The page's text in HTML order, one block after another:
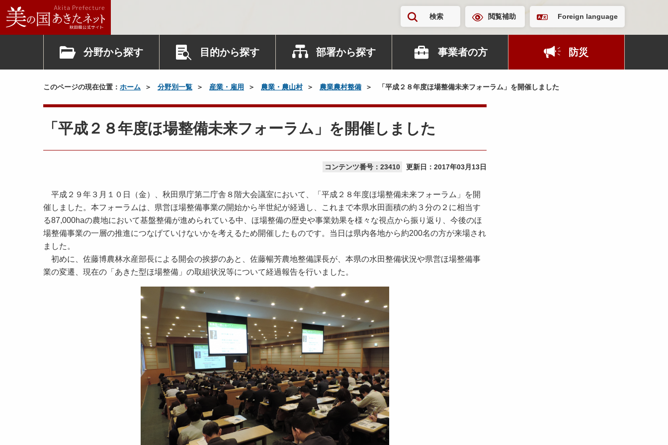
検索 閲覧補助 Foreign language
分野から探す 目的から探す 部署から探す 事業者の方 防災
このページの現在位置： ホーム 分野別一覧 産業・雇用 農業・農山村 農業農村整備 「平成２８年度ほ場整備未来フォーラム」を開催しました
「平成２８年度ほ場整備未来フォーラム」を開催しました
コンテンツ番号：23410 更新日： 2017年03月13日
平成２９年３月１０日（金）、秋田県庁第二庁舎８階大会議室において、「平成２８年度ほ場整備未来フォーラム」を開
催しました。本フォーラムは、県営ほ場整備事業の開始から半世紀が経過し、これまで本県水田面積の約３分の２に相当す
る87,000haの農地において基盤整備が進められている中、ほ場整備の歴史や事業効果を様々な視点から振り返り、今後のほ
場整備事業の一層の推進につなげていけないかを考えるため開催したものです。当日は県内各地から約200名の方が来場され
ました。
初めに、佐藤博農林水産部長による開会の挨拶のあと、佐藤暢芳農地整備課長が、本県の水田整備状況や県営ほ場整備事
業の変遷、現在の「あきた型ほ場整備」の取組状況等について経過報告を行いました。